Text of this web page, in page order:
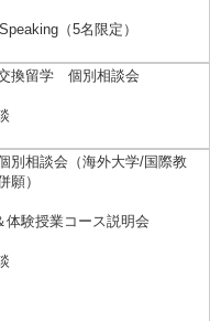
（5名限定）
交換留学 個別相談会
別相談会（海外大学/国際教
願）
体験授業コース説明会